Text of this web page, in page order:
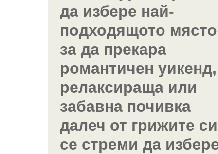
да избере най-
подходящото
за да прекара
романтичен уикенд,
релаксираща или
забавна почивка
далеч от грижите си
се стреми да